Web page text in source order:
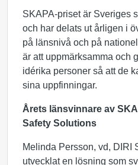
SKAPA-priset är Sveriges
och har delats ut årligen i
på länsnivå och på
är att uppmärksamma och
idérika personer så att de
sina uppfinningar.
Årets länsvinnare av
Safety Solutions
Melinda Persson, vd, DIRI
utvecklat en lösning som